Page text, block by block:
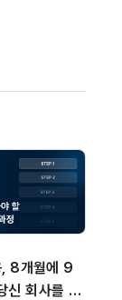
8개월에 9
신 회사를 오